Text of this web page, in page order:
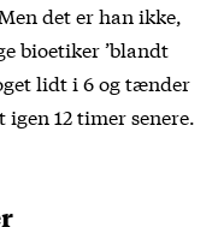
det er han ikke,
bioetiker ’blandt
lidt i 6 og tænder
12 timer senere.